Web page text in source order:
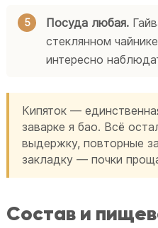
Посуда любая.
стеклянном
интересно
Кипяток —
заварке я бао. Всё
выдержку, повторные
закладку — почки
Состав и